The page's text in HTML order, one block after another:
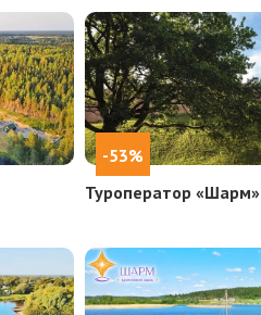
-53%
Туроператор «Шарм»